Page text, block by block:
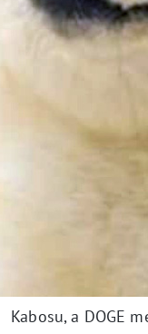
Kabosu, a DOGE